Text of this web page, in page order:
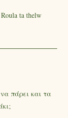
ta thelw
πάρει και τα